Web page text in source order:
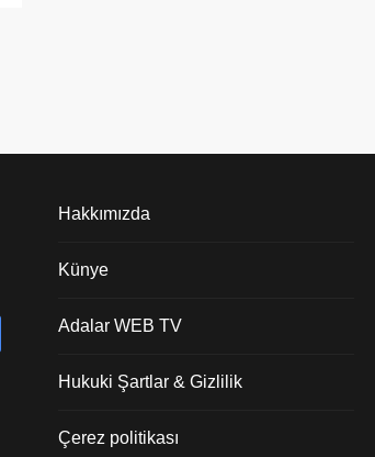
Hakkımızda
Künye
Adalar WEB TV
Hukuki Şartlar & Gizlilik
Çerez politikası